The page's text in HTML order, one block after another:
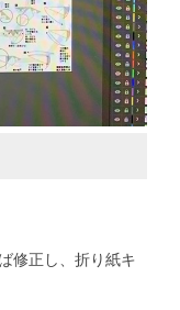
修正し、折り紙キ